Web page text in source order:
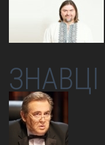
ЗНАВЦІ